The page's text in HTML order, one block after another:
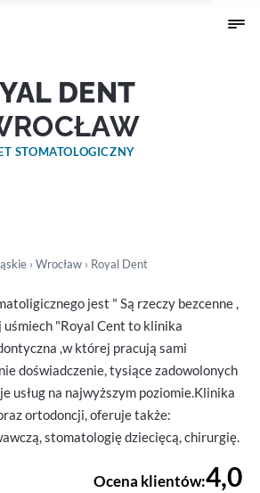
DENT
STOMATOLOGICZNY
› Wrocław › Royal Dent
jest " Są rzeczy bezcenne ,
uśmiech "Royal Cent to klinika
,w której pracują sami
doświadczenie, tysiące zadowolonych
usług na najwyższym poziomie.Klinika
ortodoncji, oferuje także:
stomatologię dziecięcą, chirurgię.
Ocena klientów:4,0